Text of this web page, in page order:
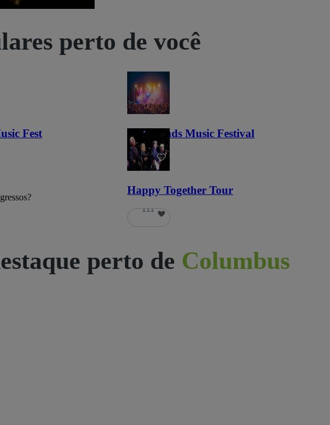
perto de você
Fest Lost Lands Music Festival
121
Happy Together Tour
111
perto de Columbus